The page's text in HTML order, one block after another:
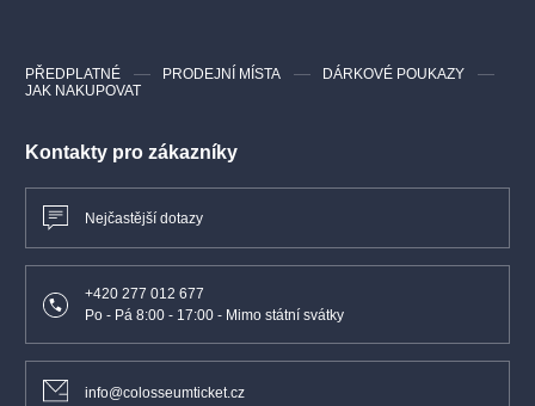
Kontakty pro zákazníky
Nejčastější dotazy
+420 277 012 677
Po - Pá 8:00 - 17:00 - Mimo státní svátky
info@colosseumticket.cz
PŘEDPLATNÉ PRODEJNÍ MÍSTA
DÁRKOVÉ POUKAZY
JAK NAKUPOVAT